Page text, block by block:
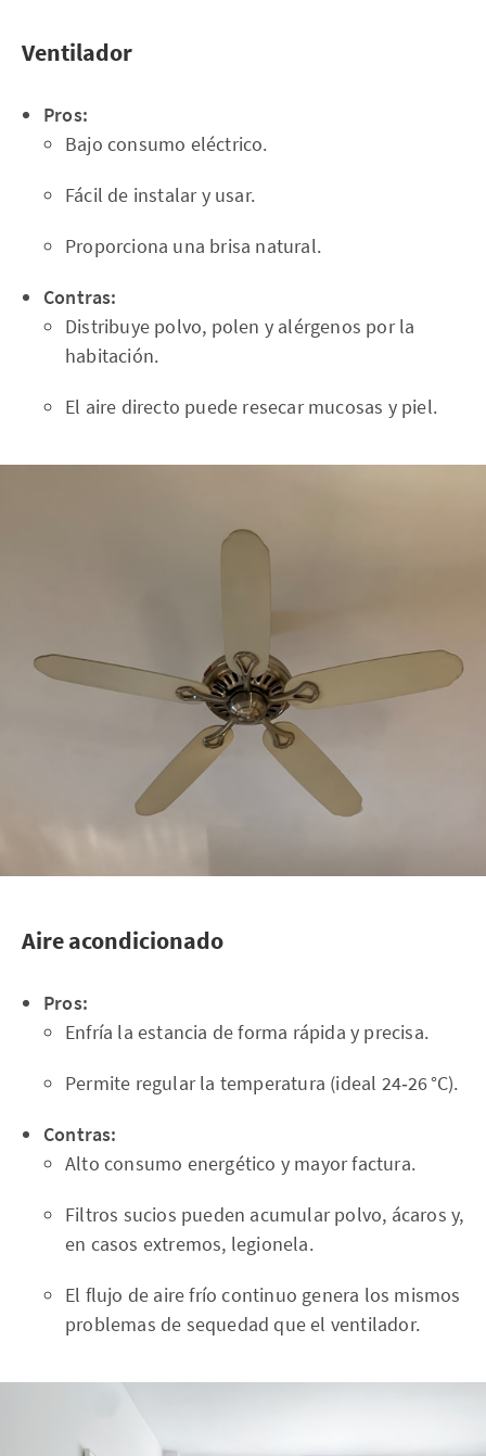
Ventilador
Pros:
Bajo consumo eléctrico.
Fácil de instalar y usar.
Proporciona una brisa natural.
Contras:
Distribuye polvo, polen y alérgenos por la
habitación.
El aire directo puede resecar mucosas y piel.
Aire acondicionado
Pros:
Enfría la estancia de forma rápida y precisa.
Permite regular la temperatura (ideal 24‑26 °C).
Contras:
Alto consumo energético y mayor factura.
Filtros sucios pueden acumular polvo, ácaros y,
en casos extremos, legionela.
El flujo de aire frío continuo genera los mismos
problemas de sequedad que el ventilador.